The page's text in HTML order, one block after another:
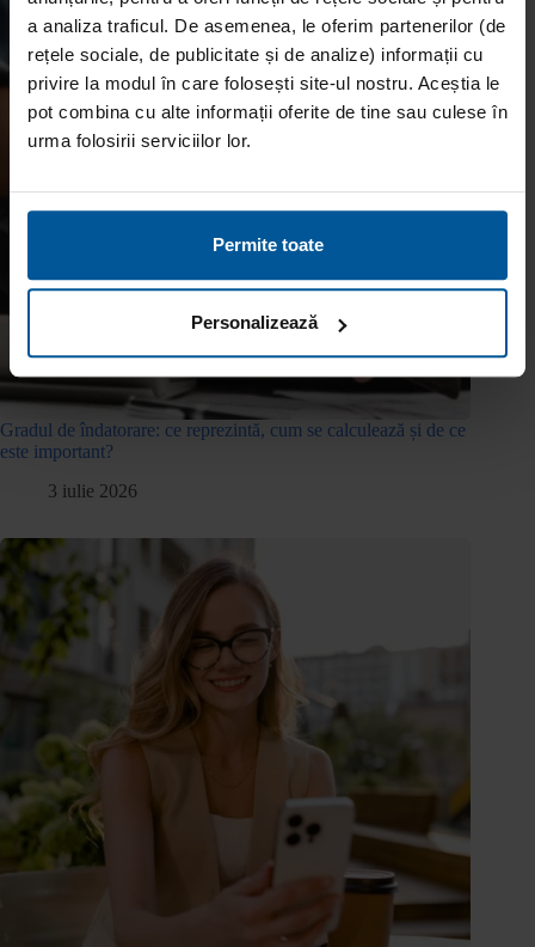
a analiza traficul. De asemenea, le oferim partenerilor (de
rețele sociale, de publicitate și de analize) informații cu
privire la modul în care folosești site-ul nostru. Aceștia le
pot combina cu alte informații oferite de tine sau culese în
urma folosirii serviciilor lor.
Permite toate
Personalizează
Gradul de îndatorare: ce reprezintă, cum se calculează și de ce
este important?
3 iulie 2026